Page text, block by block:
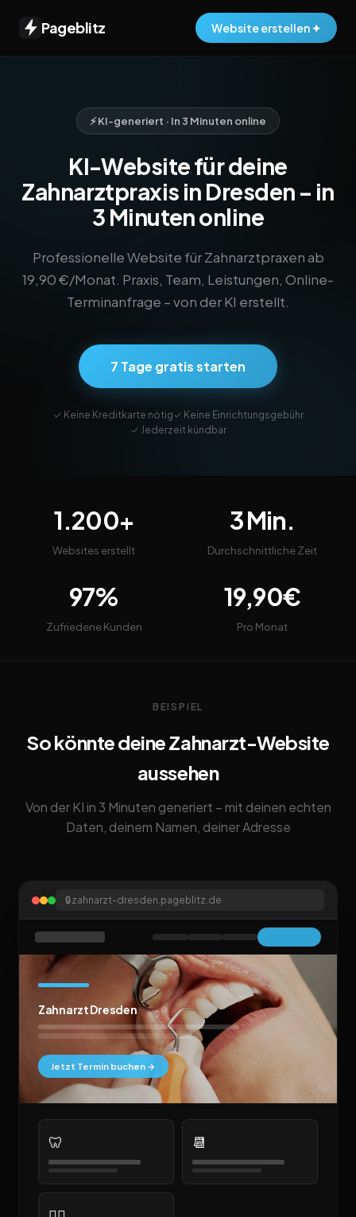
Pageblitz Website erstellen ✦
⚡ KI-generiert · In 3 Minuten online
KI-Website für deine
Zahnarztpraxis in Dresden – in
3 Minuten online
Professionelle Website für Zahnarztpraxen ab
19,90 €/Monat. Praxis, Team, Leistungen, Online-
Terminanfrage – von der KI erstellt.
7 Tage gratis starten
✓ Keine Kreditkarte nötig✓ Keine Einrichtungsgebühr
✓ Jederzeit kündbar
1.200+
Websites erstellt
3 Min.
Durchschnittliche Zeit
97%
Zufriedene Kunden
19,90€
Pro Monat
BEISPIEL
So könnte deine Zahnarzt-Website
aussehen
Von der KI in 3 Minuten generiert – mit deinen echten
Daten, deinem Namen, deiner Adresse
🔒zahnarzt-dresden.pageblitz.de
Zahnarzt Dresden
Jetzt Termin buchen →
🦷 📆